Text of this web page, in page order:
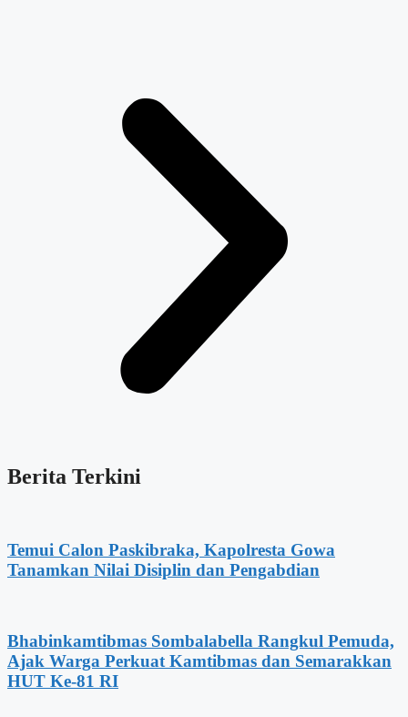
Berita Terkini
Temui Calon Paskibraka, Kapolresta Gowa
Tanamkan Nilai Disiplin dan Pengabdian
Bhabinkamtibmas Sombalabella Rangkul Pemuda,
Ajak Warga Perkuat Kamtibmas dan Semarakkan
HUT Ke-81 RI